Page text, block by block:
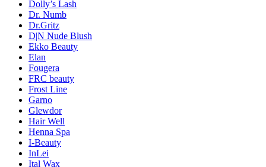
Dolly’s Lash
Dr. Numb
Dr.Gritz
D|N Nude Blush
Ekko Beauty
Elan
Fougera
FRC beauty
Frost Line
Garno
Glewdor
Hair Well
Henna Spa
I-Beauty
InLei
Ital Wax